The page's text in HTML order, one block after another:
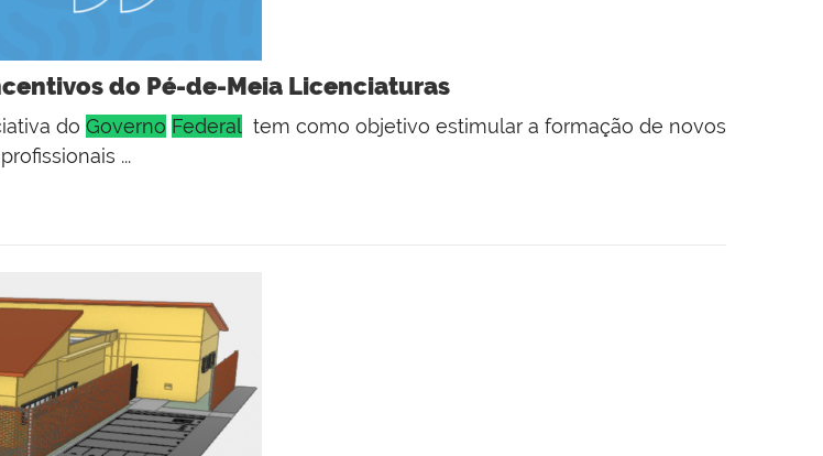
do Pé-de-Meia Licenciaturas
do Governo Federal tem como objetivo estimular a formação de novos
...